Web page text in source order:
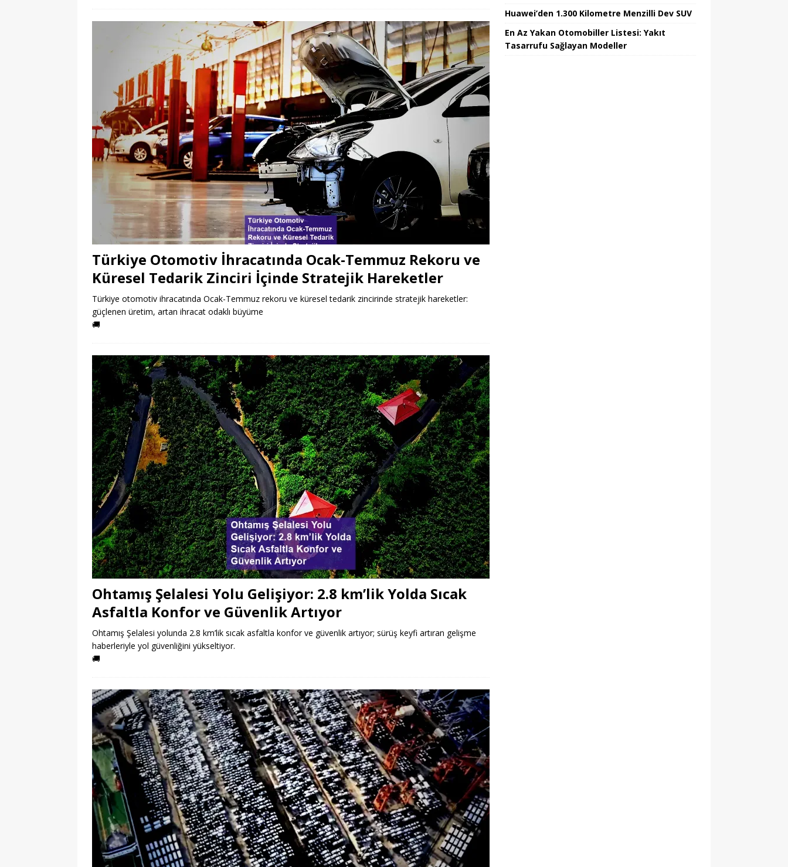
Türkiye Otomotiv İhracatında Ocak-Temmuz Rekoru ve
Küresel Tedarik Zinciri İçinde Stratejik Hareketler
Türkiye otomotiv ihracatında Ocak-Temmuz rekoru ve küresel tedarik zincirinde stratejik hareketler:
güçlenen üretim, artan ihracat odaklı büyüme
🚚
Ohtamış Şelalesi Yolu Gelişiyor: 2.8 km’lik Yolda Sıcak
Asfaltla Konfor ve Güvenlik Artıyor
Ohtamış Şelalesi yolunda 2.8 km’lik sıcak asfaltla konfor ve güvenlik artıyor; sürüş keyfi artıran gelişme
haberleriyle yol güvenliğini yükseltiyor.
🚚
Huawei’den 1.300 Kilometre Menzilli Dev SUV
En Az Yakan Otomobiller Listesi: Yakıt
Tasarrufu Sağlayan Modeller